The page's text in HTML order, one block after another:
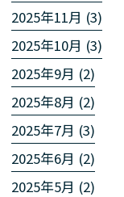
2025年11月 (3)
2025年10月 (3)
2025年9月 (2)
2025年8月 (2)
2025年7月 (3)
2025年6月 (2)
2025年5月 (2)